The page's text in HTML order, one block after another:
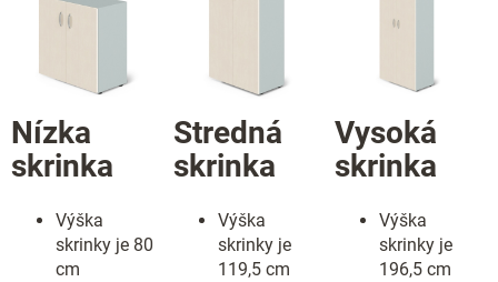
Nízka
skrinka
Výška
skrinky je 80
cm
Stredná
skrinka
Výška
skrinky je
119,5 cm
Vysoká
skrinka
Výška
skrinky je
196,5 cm